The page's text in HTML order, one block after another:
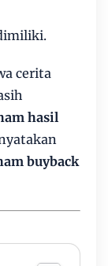
cerita
hasil
buyback